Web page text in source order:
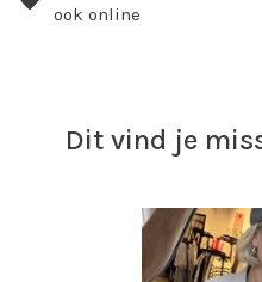
ook online
Dit vind je